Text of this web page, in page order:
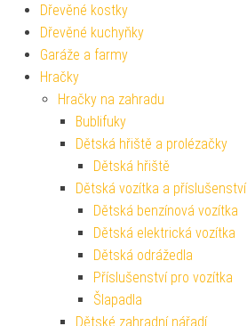
Dřevěné kostky
Dřevěné kuchyňky
Garáže a farmy
Hračky
Hračky na zahradu
Bublifuky
Dětská hřiště a prolézačky
Dětská hřiště
Dětská vozítka a příslušenství
Dětská benzínová vozítka
Dětská elektrická vozítka
Dětská odrážedla
Příslušenství pro vozítka
Šlapadla
Dětské zahradní nářadí